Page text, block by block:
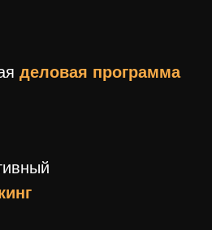
деловая программа